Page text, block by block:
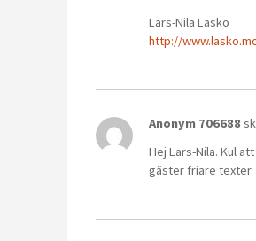
Lars-Nila Lasko
http://
Anonym 706688
Hej Lars-Nila. Kul
gäster friare texter.